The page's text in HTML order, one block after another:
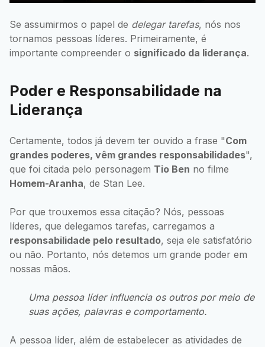
Se assumirmos o papel de delegar tarefas, nós nos
tornamos pessoas líderes. Primeiramente, é
importante compreender o significado da liderança.
Poder e Responsabilidade na
Liderança
Certamente, todos já devem ter ouvido a frase "Com
grandes poderes, vêm grandes responsabilidades",
que foi citada pelo personagem Tio Ben no filme
Homem-Aranha, de Stan Lee.
Por que trouxemos essa citação? Nós, pessoas
líderes, que delegamos tarefas, carregamos a
responsabilidade pelo resultado, seja ele satisfatório
ou não. Portanto, nós detemos um grande poder em
nossas mãos.
Uma pessoa líder influencia os outros por meio de
suas ações, palavras e comportamento.
A pessoa líder, além de estabelecer as atividades de